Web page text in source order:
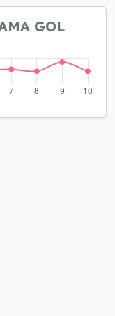
GOL